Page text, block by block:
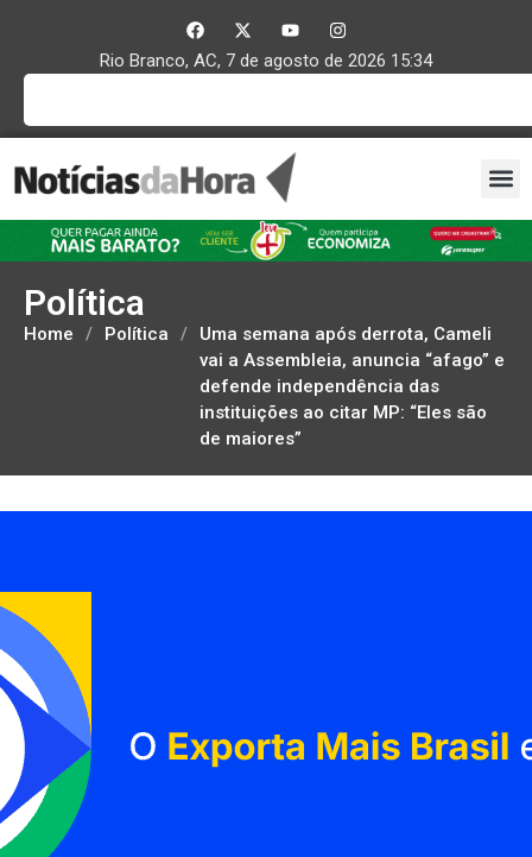
Rio Branco, AC, 7 de agosto de 2026 15:34
Política
Home / Política /
Uma semana após derrota, Cameli
vai a Assembleia, anuncia “afago” e
defende independência das
instituições ao citar MP: “Eles são
de maiores”